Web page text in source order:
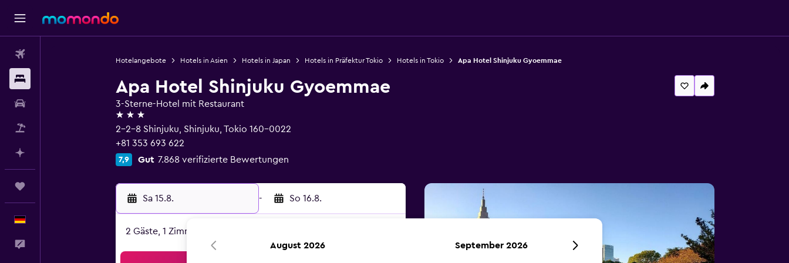
Hotelangebote Hotels in Asien Hotels in Japan Hotels in Präfektur Tokio Hotels in Tokio Apa Hotel Shinjuku Gyoemmae
Apa Hotel Shinjuku Gyoemmae
3-Sterne-Hotel mit Restaurant
3 Sterne
2-2-8 Shinjuku, Shinjuku, Tokio 160-0022
+81 353 693 622
7,9 Gut 7.868 verifizierte Bewertungen
Sa 15.8. - So 16.8.
2 Gäste, 1 Zimmer
August 2026 September 2026